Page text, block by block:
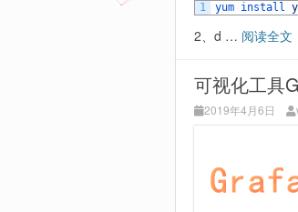
1 yum install
2、d … 阅读全文
可视化工具
2019年4月6日